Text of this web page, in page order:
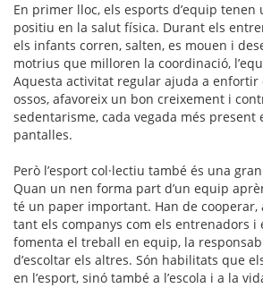
En primer lloc, els esports d’equip
positiu en la salut física. Durant els
els infants corren, salten, es mouen i
motrius que milloren la coordinació,
Aquesta activitat regular ajuda a enfortir
ossos, afavoreix un bon creixement i
sedentarisme, cada vegada més present
pantalles.
Però l’esport col·lectiu també és una
Quan un nen forma part d’un equip
té un paper important. Han de
tant els companys com els entrenadors i
fomenta el treball en equip, la
d’escoltar els altres. Són habilitats que
en l’esport, sinó també a l’escola i a la